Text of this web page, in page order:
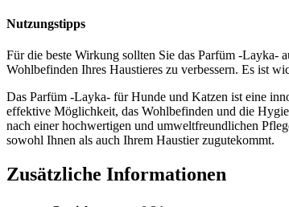
Nutzungstipps
Für die beste Wirkung sollten Sie das Parfüm -Layka-
Wohlbefinden Ihres Haustieres zu verbessern. Es ist
Das Parfüm -Layka- für Hunde und Katzen ist eine
effektive Möglichkeit, das Wohlbefinden und die
nach einer hochwertigen und umweltfreundlichen
sowohl Ihnen als auch Ihrem Haustier zugutekommt.
Zusätzliche Informationen